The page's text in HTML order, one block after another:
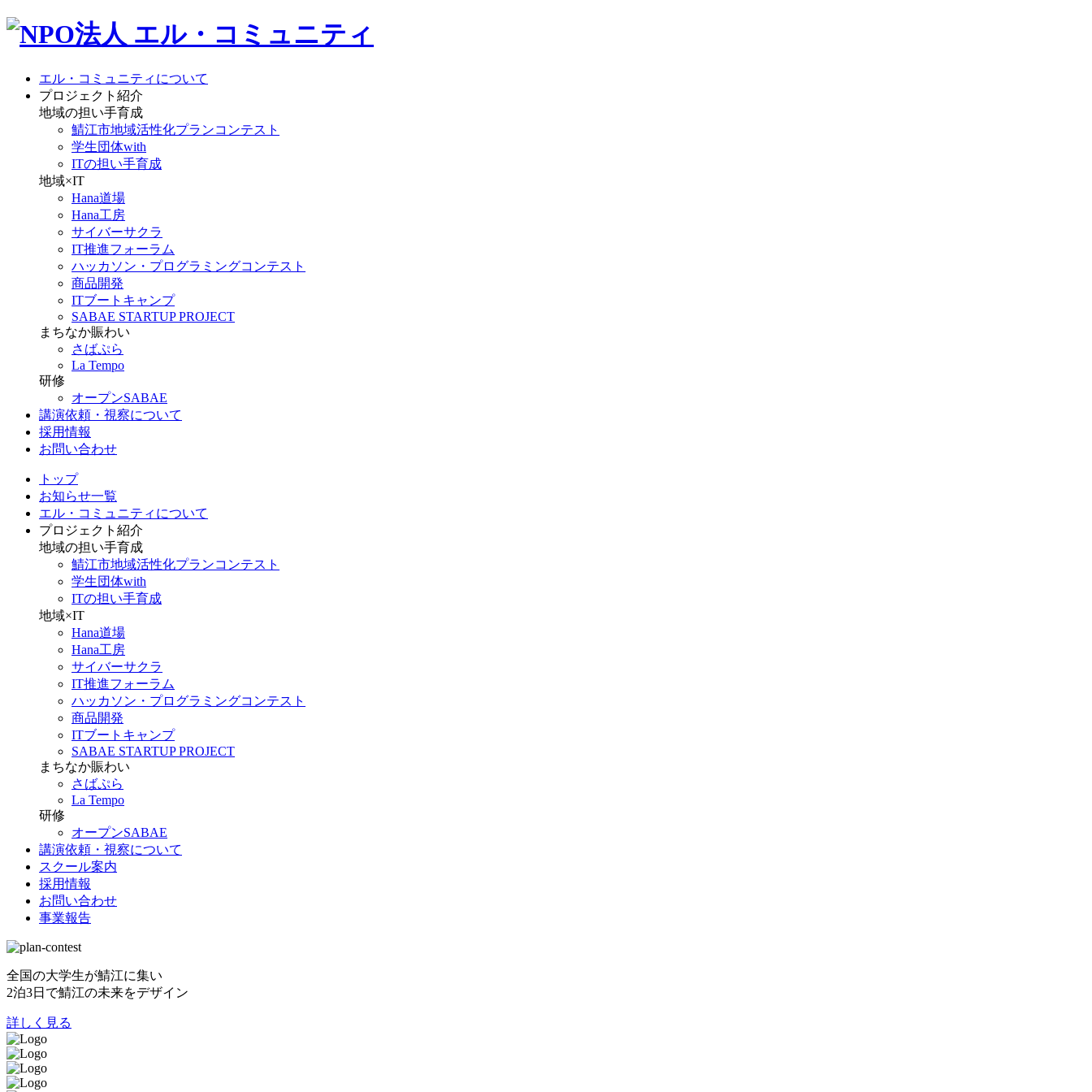
エル・コミュニティについて
プロジェクト紹介
地域の担い手育成
鯖江市地域活性化プランコンテスト
学生団体with
ITの担い手育成
地域×IT
Hana道場
Hana工房
サイバーサクラ
IT推進フォーラム
ハッカソン・プログラミングコンテスト
商品開発
ITブートキャンプ
SABAE STARTUP PROJECT
まちなか賑わい
さばぷら
La Tempo
研修
オープンSABAE
講演依頼・視察について
採用情報
お問い合わせ
トップ
お知らせ一覧
エル・コミュニティについて
プロジェクト紹介
地域の担い手育成
鯖江市地域活性化プランコンテスト
学生団体with
ITの担い手育成
地域×IT
Hana道場
Hana工房
サイバーサクラ
IT推進フォーラム
ハッカソン・プログラミングコンテスト
商品開発
ITブートキャンプ
SABAE STARTUP PROJECT
まちなか賑わい
さばぷら
La Tempo
研修
オープンSABAE
講演依頼・視察について
スクール案内
採用情報
お問い合わせ
事業報告
全国の大学生が鯖江に集い
2泊3日で鯖江の未来をデザイン
詳しく見る